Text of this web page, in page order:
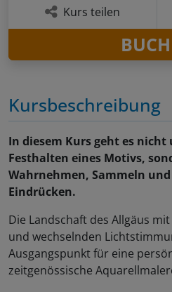
Kursbeschreibung
In diesem Kurs geht es nicht
Festhalten eines Motivs,
Wahrnehmen, Sammeln
Eindrücken.
Die Landschaft des Allgäus
und wechselnden
Ausgangspunkt für eine
zeitgenössische
Kurs teilen